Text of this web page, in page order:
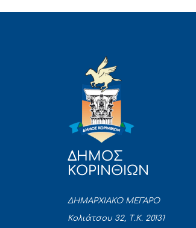
ΔΗΜΟΣ
ΚΟΡΙΝΘΙΩΝ
ΔΗΜΑΡΧΙΑΚΟ ΜΕΓΑΡΟ
Κολιάτσου 32, Τ.Κ. 20131